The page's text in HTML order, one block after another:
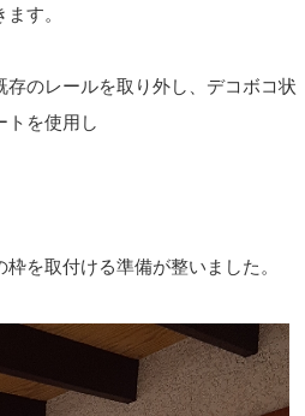
す。
のレールを取り外し、デコボコ状
トを使用し
を取付ける準備が整いました。